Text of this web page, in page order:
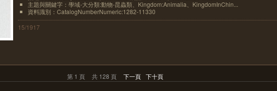
主題與關鍵字：學域-大分類:動物-昆蟲類、Kingdom:Animalia、KingdomInChin...
資料識別：CatalogNumberNumeric:1282-11330
15/1917
第 1 頁 共 128 頁 下一頁 下十頁